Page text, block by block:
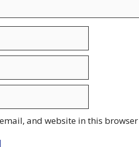
and website in this